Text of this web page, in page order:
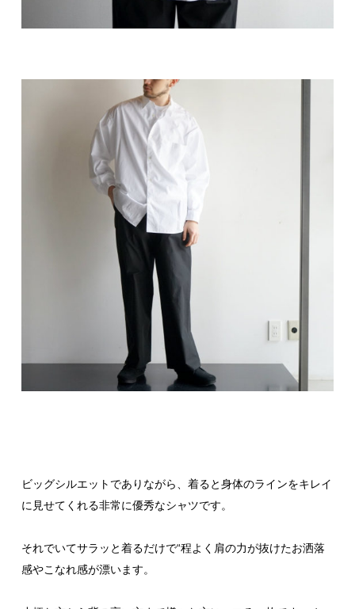
ビッグシルエットでありながら、着ると身体のラインをキレイ
に見せてくれる非常に優秀なシャツです。
それでいてサラッと着るだけで“程よく肩の力が抜けたお洒落
感やこなれ感が漂います。